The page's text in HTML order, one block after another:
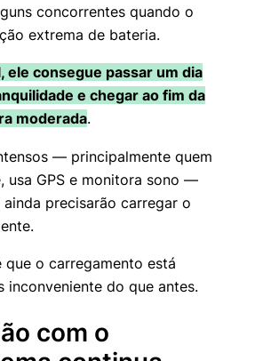
concorrentes quando o
extrema de bateria.
ele consegue passar um dia
e chegar ao fim da
moderada.
— principalmente quem
usa GPS e monitora sono —
precisarão carregar o
que o carregamento está
inconveniente do que antes.
com o